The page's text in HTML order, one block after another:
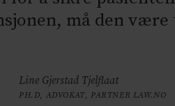
må den
Line Gjerstad Tjelflaat
PH.D, ADVOKAT, PARTNER LAW.NO